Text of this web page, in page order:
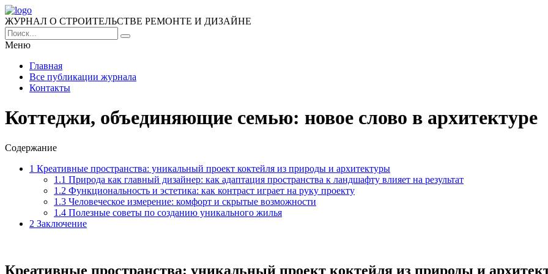
ЖУРНАЛ О СТРОИТЕЛЬСТВЕ РЕМОНТЕ И ДИЗАЙНЕ
Меню
Главная
Все публикации журнала
Контакты
Коттеджи, объединяющие семью: новое слово в архитектуре
Содержание
1 Креативные пространства: уникальный проект коктейля из природы и архитектуры
1.1 Природа как главный дизайнер: как адаптация пространства к ландшафту влияет на результат
1.2 Функциональность и эстетика: как контраст играет на руку проекту
1.3 Человеческое измерение: комфорт и скрытые возможности
1.4 Полезные советы по созданию уникального жилья
2 Заключение
Креативные пространства: уникальный проект коктейля из природы и